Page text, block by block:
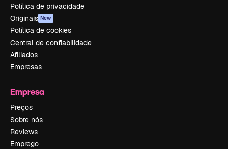
Política de privacidade
Originais New
Política de cookies
Central de confiabilidade
Afiliados
Empresas
Empresa
Preços
Sobre nós
Reviews
Emprego